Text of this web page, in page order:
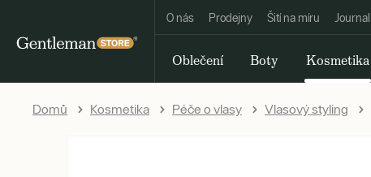
O nás Prodejny Šití na míru Journal
Oblečení Boty Kosmetika
Domů Kosmetika Péče o vlasy Vlasový styling